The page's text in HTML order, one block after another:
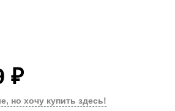
₽
но хочу купить здесь!